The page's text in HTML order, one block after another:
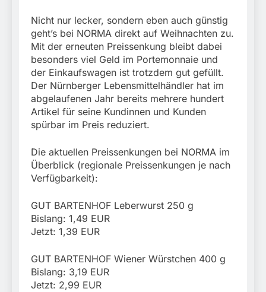
Nicht nur lecker, sondern eben auch günstig
geht’s bei NORMA direkt auf Weihnachten zu.
Mit der erneuten Preissenkung bleibt dabei
besonders viel Geld im Portemonnaie und
der Einkaufswagen ist trotzdem gut gefüllt.
Der Nürnberger Lebensmittelhändler hat im
abgelaufenen Jahr bereits mehrere hundert
Artikel für seine Kundinnen und Kunden
spürbar im Preis reduziert.
Die aktuellen Preissenkungen bei NORMA im
Überblick (regionale Preissenkungen je nach
Verfügbarkeit):
GUT BARTENHOF Leberwurst 250 g
Bislang: 1,49 EUR
Jetzt: 1,39 EUR
GUT BARTENHOF Wiener Würstchen 400 g
Bislang: 3,19 EUR
Jetzt: 2,99 EUR